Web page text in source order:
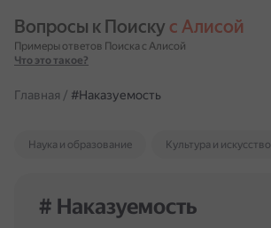
Вопросы к Поиску с Алисой
Примеры ответов Поиска с Алисой
Что это такое?
Главная / #Наказуемость
Наука и образование Культура и искусство
# Наказуемость